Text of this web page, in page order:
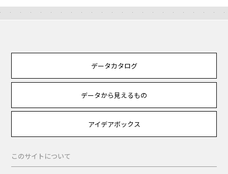
データカタログ
データから見えるもの
アイデアボックス
このサイトについて